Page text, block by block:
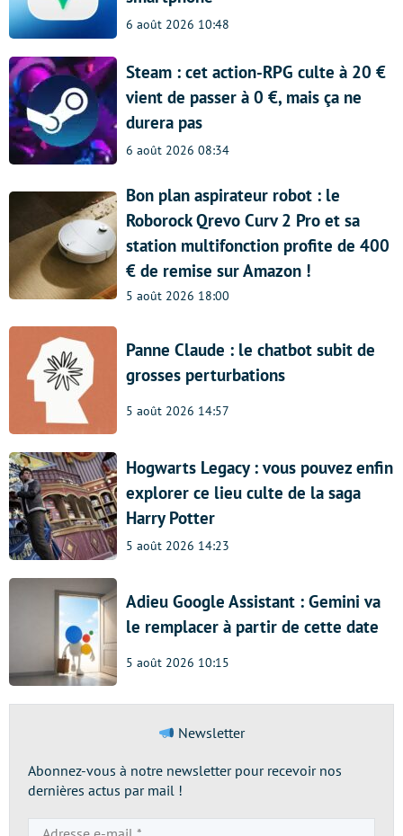
6 août 2026 10:48
Steam : cet action-RPG culte à 20 €
vient de passer à 0 €, mais ça ne
durera pas
6 août 2026 08:34
Bon plan aspirateur robot : le
Roborock Qrevo Curv 2 Pro et sa
station multifonction profite de 400
€ de remise sur Amazon !
5 août 2026 18:00
Panne Claude : le chatbot subit de
grosses perturbations
5 août 2026 14:57
Hogwarts Legacy : vous pouvez enfin
explorer ce lieu culte de la saga
Harry Potter
5 août 2026 14:23
Adieu Google Assistant : Gemini va
le remplacer à partir de cette date
5 août 2026 10:15
Newsletter
Abonnez-vous à notre newsletter pour recevoir nos
dernières actus par mail !